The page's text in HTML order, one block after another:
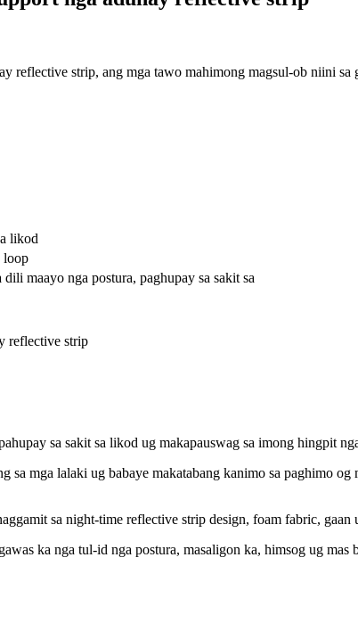
reflective strip, ang mga tawo mahimong magsul-ob niini sa
likod
loop
maayo nga postura, paghupay sa sakit sa
reflective strip
sa sakit sa likod ug makapauswag sa imong hingpit
sa mga lalaki ug babaye makatabang kanimo sa paghimo
sa night-time reflective strip design, foam fabric,
ka nga tul-id nga postura, masaligon ka, himsog ug mas